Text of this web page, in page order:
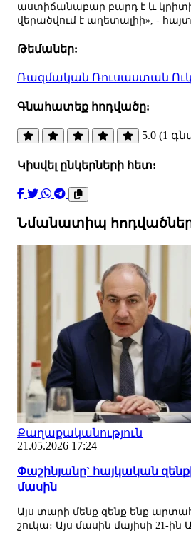
աստիճանաբար բարդ է և
վերածվում է աղետալիի», -
Թեմաներ:
Ռազմական Ռուսաստան
Գնահատեք հոդվածը:
5.0 (1
Կիսվել ընկերների հետ:
Նմանատիպ
Քաղաքականություն
21.05.2026 17:24
Փաշինյանը` հայկական
մասին
Այս տարի մենք զենք ենք
շուկա։ Այս մասին մայիսի 21-